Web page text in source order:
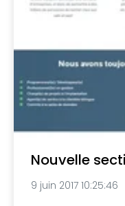
Nouvelle
9 juin 2017 10:25:46